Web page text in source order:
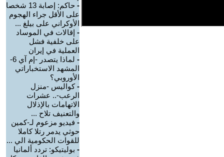
-
حاكم: إصابة 13 شخصا
على الأقل جراء الهجوم
الأوكراني على بيلغ ...
- إقالات في الموساد
على خلفية فشل
العملية في إيران
-
لماذا يتصدر -إم آي 6-
المشهد الاستخباراتي
الأوروبي؟
-كواليس -منزل
الرعب-.. عشرات
الاتهامات بالإذلال
والتعنيف تلاح ...
- فيديو مزعوم لـ-كمين
حوثي يدمر رتلا كاملا
للقوات الحكومية الي ...
- بوليتيكو: تردد ألمانيا